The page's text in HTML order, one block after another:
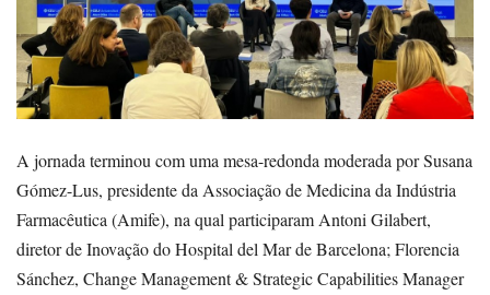
A jornada terminou com uma mesa-redonda moderada por Susana
Gómez-Lus, presidente da Associação de Medicina da Indústria
Farmacêutica (Amife), na qual participaram Antoni Gilabert,
diretor de Inovação do Hospital del Mar de Barcelona; Florencia
Sánchez, Change Management & Strategic Capabilities Manager